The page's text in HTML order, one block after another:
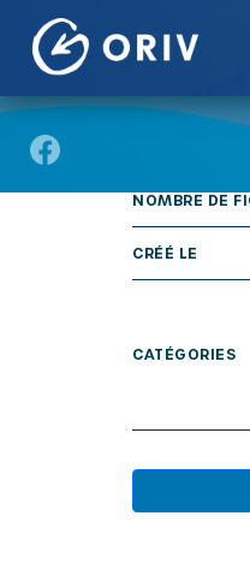
Aller au contenu
NOMBRE DE
CRÉÉ LE
CATÉGORIES
Panneau de gestion des